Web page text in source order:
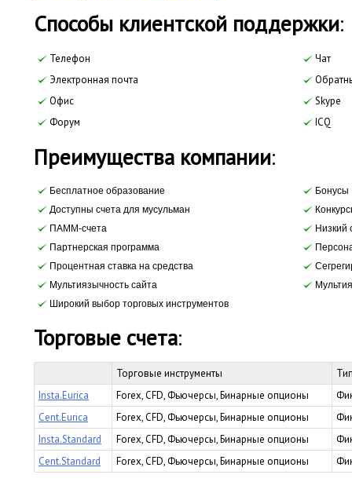
Cпособы клиентской поддержки:
Телефон
Чат
Электронная почта
Офис
Skype
Форум
ICQ
Преимущества компании:
Бесплатное образование
Бонусы
Доступны счета для мусульман
ПАММ-счета
Низкий
Партнерская программа
Процентная ставка на средства
Мультиязычность сайта
Широкий выбор торговых инструментов
Торговые счета:
Торговые инструменты
Insta.Eurica
Forex, CFD, Фьючерсы, Бинарные опционы
Cent.Eurica
Forex, CFD, Фьючерсы, Бинарные опционы
Insta.Standard
Forex, CFD, Фьючерсы, Бинарные опционы
Cent.Standard
Forex, CFD, Фьючерсы, Бинарные опционы